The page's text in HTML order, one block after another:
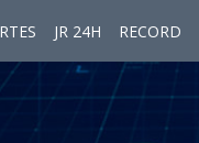
JR 24H RECORD